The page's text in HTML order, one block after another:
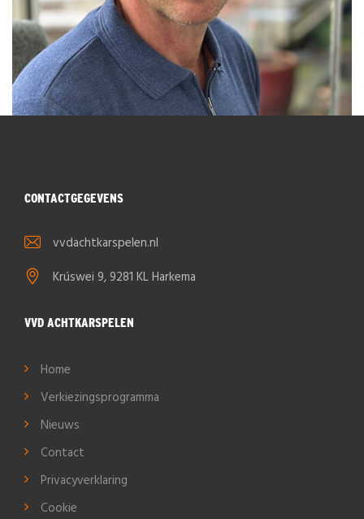
CONTACTGEGEVENS
vvdachtkarspelen.nl
Krúswei 9, 9281 KL Harkema
VVD ACHTKARSPELEN
Home
Verkiezingsprogramma
Nieuws
Contact
Privacyverklaring
Cookie